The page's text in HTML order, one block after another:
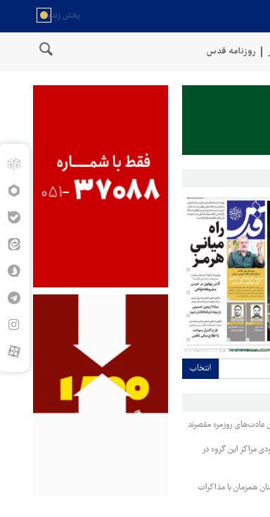
روزنامه قدس
مسلح یمن: کشتی نفتی عربستان را با موشک بالستیک هدف قرار
انتخاب
عادت‌های روزمره مقصرند
مراکز این گروه در
همزمان با مذاکرات